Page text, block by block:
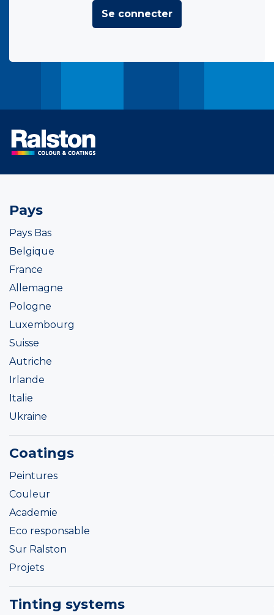
Se connecter
Pays
Pays Bas
Belgique
France
Allemagne
Pologne
Luxembourg
Suisse
Autriche
Irlande
Italie
Ukraine
Coatings
Peintures
Couleur
Academie
Eco responsable
Sur Ralston
Projets
Tinting systems